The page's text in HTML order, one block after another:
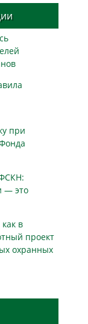
при
— это
в
проект
охранных